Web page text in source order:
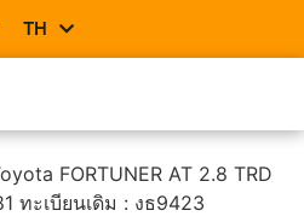
TH
EN
FORTUNER AT 2.8 TRD
ทะเบียนเดิม : งธ9423